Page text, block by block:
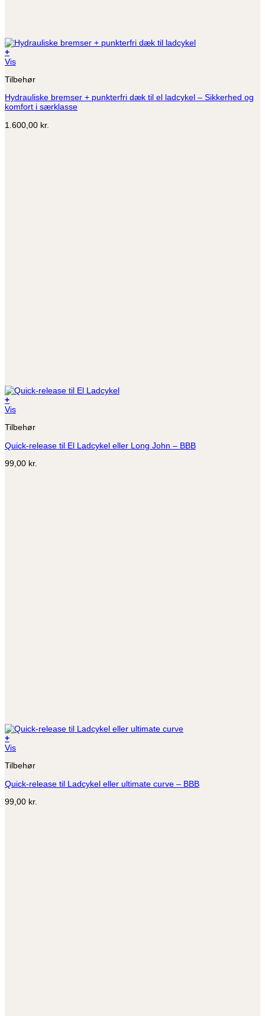
+
Vis
Tilbehør
Hydrauliske bremser + punkterfri dæk til el ladcykel – Sikkerhed og
komfort i særklasse
1.600,00 kr.
+
Vis
Tilbehør
Quick-release til El Ladcykel eller Long John – BBB
99,00 kr.
+
Vis
Tilbehør
Quick-release til Ladcykel eller ultimate curve – BBB
99,00 kr.